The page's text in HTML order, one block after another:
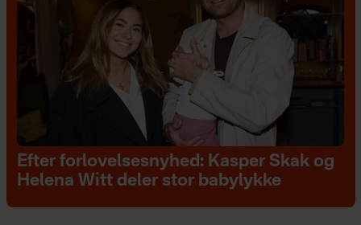
Efter forlovelsesnyhed: Kasper Skak og
Helena Witt deler stor babylykke